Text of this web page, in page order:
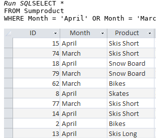
Run SQLSELECT *
FROM Sumproduct